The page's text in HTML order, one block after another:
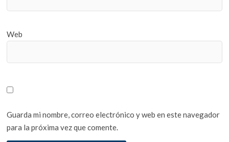
Web
Guarda mi nombre, correo electrónico y web en este navegador
para la próxima vez que comente.